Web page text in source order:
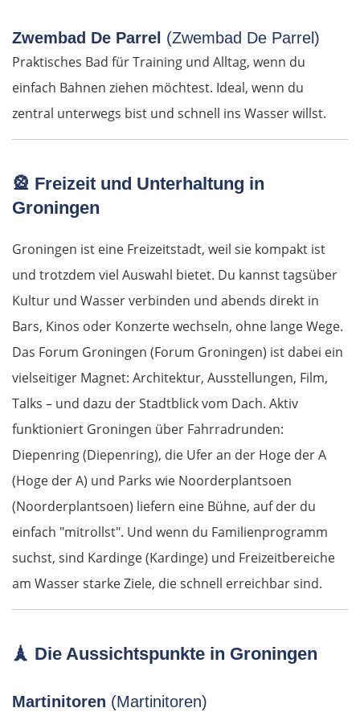
Zwembad De Parrel (Zwembad De Parrel)
Praktisches Bad für Training und Alltag, wenn du
einfach Bahnen ziehen möchtest. Ideal, wenn du
zentral unterwegs bist und schnell ins Wasser willst.
🎡 Freizeit und Unterhaltung in
Groningen
Groningen ist eine Freizeitstadt, weil sie kompakt ist
und trotzdem viel Auswahl bietet. Du kannst tagsüber
Kultur und Wasser verbinden und abends direkt in
Bars, Kinos oder Konzerte wechseln, ohne lange Wege.
Das Forum Groningen (Forum Groningen) ist dabei ein
vielseitiger Magnet: Architektur, Ausstellungen, Film,
Talks – und dazu der Stadtblick vom Dach. Aktiv
funktioniert Groningen über Fahrradrunden:
Diepenring (Diepenring), die Ufer an der Hoge der A
(Hoge der A) und Parks wie Noorderplantsoen
(Noorderplantsoen) liefern eine Bühne, auf der du
einfach "mitrollst". Und wenn du Familienprogramm
suchst, sind Kardinge (Kardinge) und Freizeitbereiche
am Wasser starke Ziele, die schnell erreichbar sind.
🗼 Die Aussichtspunkte in Groningen
Martinitoren (Martinitoren)
Blagoewgrad
Sofia
Montana
Widin
Craiova
Petroșani
Diemrich
Lugosch
Timișoara
Arad
Szeged
Baja
Mohács